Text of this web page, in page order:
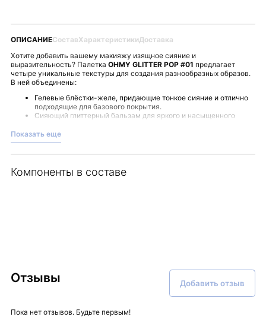
ОПИСАНИЕСоставХарактеристикиДоставка
Хотите добавить вашему макияжу изящное сияние и
выразительность? Палетка OHMY GLITTER POP #01 предлагает
четыре уникальные текстуры для создания разнообразных образов.
В ней объединены:
Гелевые блёстки-желе, придающие тонкое сияние и отлично
подходящие для базового покрытия.
Сияющий глиттерный бальзам для яркого и насыщенного
Многослойный пигмент, раскрывающий глубину цвета и
обеспечивающий стойкость.
Эти текстуры можно комбинировать, позволяя создать как яркие
выразительного макияжа.
Показать еще
Компоненты в составе
Отзывы Добавить отзыв
Пока нет отзывов. Будьте первым!